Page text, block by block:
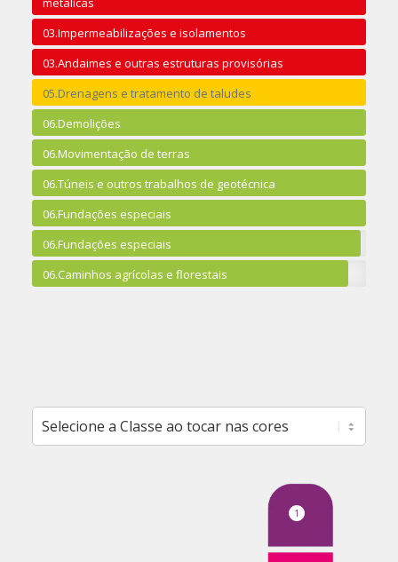
03.Impermeabilizações e isolamentos
03.Andaimes e outras estruturas provisórias
05.Drenagens e tratamento de taludes
06.Demolições
06.Movimentação de terras
06.Túneis e outros trabalhos de geotécnica
06.Fundações especiais
06.Fundações especiais
06.Caminhos agrícolas e florestais
1